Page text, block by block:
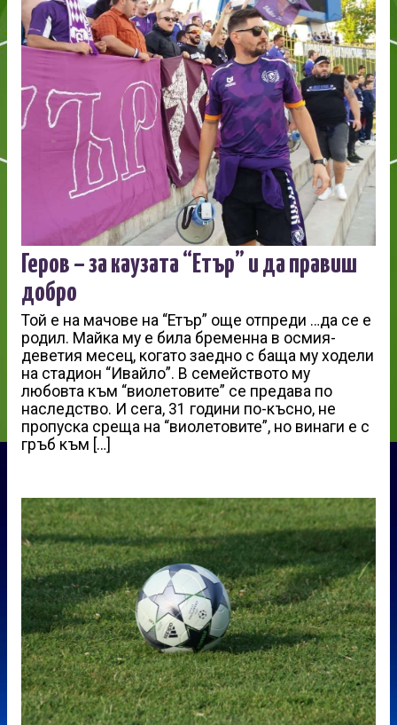
Геров – за каузата “Етър” и да правиш
добро
Той е на мачове на “Етър” още отпреди …да се е
родил. Майка му е била бременна в осмия-
деветия месец, когато заедно с баща му ходели
на стадион “Ивайло”. В семейството му
любовта към “виолетовите” се предава по
наследство. И сега, 31 години по-късно, не
пропуска среща на “виолетовите”, но винаги е с
гръб към […]